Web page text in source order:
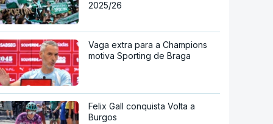
2025/26
Vaga extra para a Champions
motiva Sporting de Braga
Felix Gall conquista Volta a
Burgos